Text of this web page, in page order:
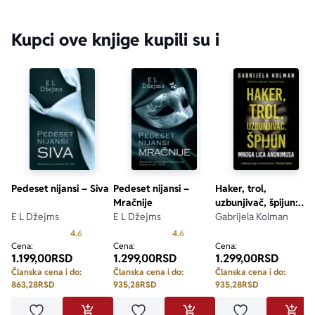
Kupci ove knjige kupili su i
Pedeset nijansi – Siva
E L Džejms
4.6Prosecna ocena je 4.6 od 5
Cena:
1.199,00RSD
Članska cena i do:
863,28RSD
Pedeset nijansi –
Mračnije
E L Džejms
4.6Prosecna ocena je 4.6 od 5
Cena:
1.299,00RSD
Članska cena i do:
935,28RSD
Haker, trol,
uzbunjivač, špijun:
mnoga lica
Gabrijela Kolman
Cena:
1.299,00RSD
Članska cena i do:
935,28RSD